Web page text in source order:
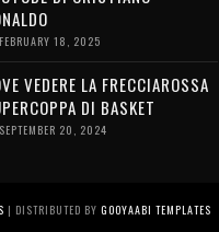
FEBRUARY 18, 2025
VEDERE LA FRECCIAROSSA
DI BASKET
SEPTEMBER 20, 2024
| DISTRIBUTED BY GOOYAABI TEMPLATES